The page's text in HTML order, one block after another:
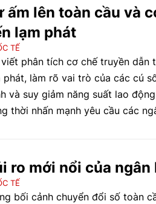
khuôn khổ hỗ trợ thanh khoản
linh hoạt, dựa trên đánh giá
chính sách giữa các cơ quan liên
ấm lên toàn cầu và
lạm phát
TẾ
viết phân tích cơ chế truyền dẫn
phát, làm rõ vai trò của các cú
và suy giảm năng suất lao
thời nhấn mạnh yêu cầu các
ro mới nổi của
TẾ
bối cảnh chuyển đổi số toàn